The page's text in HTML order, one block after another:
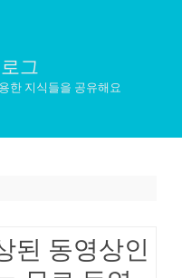
그
한 지식들을 공유해요
된 동영상인